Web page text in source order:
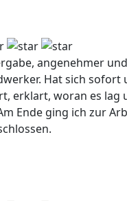
angenehmer und
Hat sich sofort
erklart, woran es lag
Ende ging ich zur